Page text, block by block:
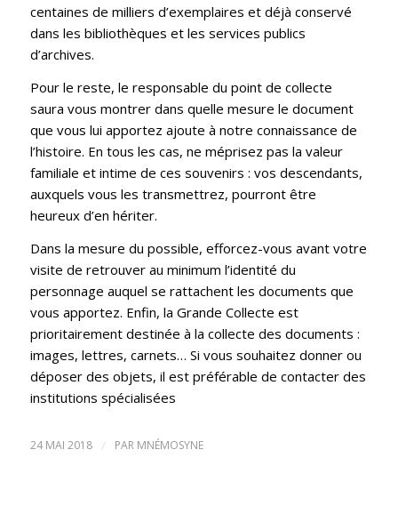
centaines de milliers d’exemplaires et déjà conservé
dans les bibliothèques et les services publics
d’archives.
Pour le reste, le responsable du point de collecte
saura vous montrer dans quelle mesure le document
que vous lui apportez ajoute à notre connaissance de
l’histoire. En tous les cas, ne méprisez pas la valeur
familiale et intime de ces souvenirs : vos descendants,
auxquels vous les transmettrez, pourront être
heureux d’en hériter.
Dans la mesure du possible, efforcez-vous avant votre
visite de retrouver au minimum l’identité du
personnage auquel se rattachent les documents que
vous apportez. Enfin, la Grande Collecte est
prioritairement destinée à la collecte des documents :
images, lettres, carnets… Si vous souhaitez donner ou
déposer des objets, il est préférable de contacter des
institutions spécialisées
24 MAI 2018 / PAR MNÉMOSYNE